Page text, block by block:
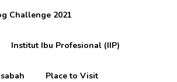
Challenge 2021
Institut Ibu Profesional (IIP)
Place to Visit